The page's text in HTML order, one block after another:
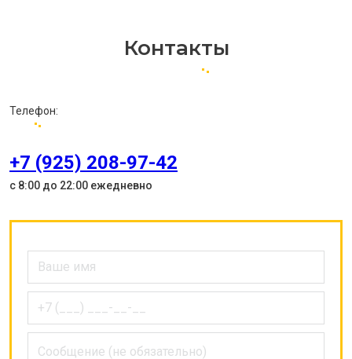
Контакты
Телефон:
+7 (925) 208-97-42
с 8:00 до 22:00 ежедневно